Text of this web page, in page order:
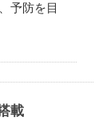
予防を目
載